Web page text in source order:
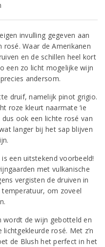
invulling gegeven aan
rosé. Waar de Amerikanen
en de schillen heel kort
een zo licht mogelijke wijn
andersom.
druif, namelijk pinot grigio.
roze kleurt naarmate ‘ie
ook een lichte rosé van
langer bij het sap blijven
een uitstekend voorbeeld!
met vulkanische
vergisten de druiven in
om zoveel
wordt de wijn gebotteld en
rosé. Met z’n
de Blush het perfect in het